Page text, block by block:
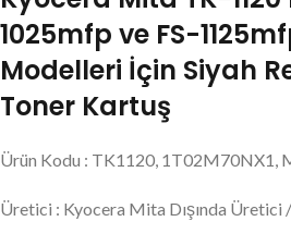
1025mfp ve FS-
Modelleri İçin Siyah
Toner Kartuş
Ürün Kodu : TK1120, 1T02M70NX1,
Üretici : Kyocera Mita Dışında